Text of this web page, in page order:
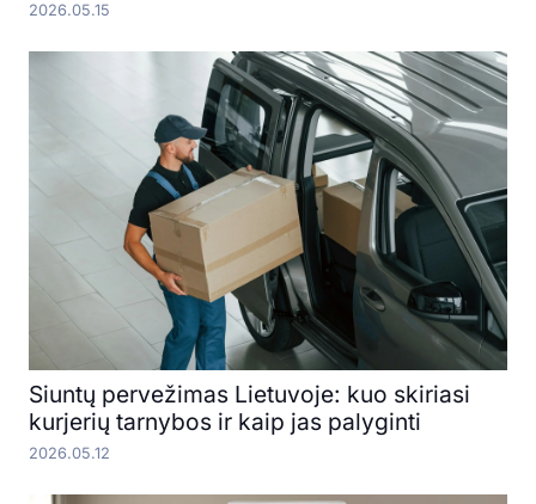
2026.05.15
Siuntų pervežimas Lietuvoje: kuo skiriasi
kurjerių tarnybos ir kaip jas palyginti
2026.05.12